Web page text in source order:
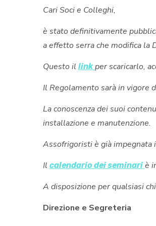
Cari Soci e Colleghi,
è stato definitivamente
a effetto serra che modifica
Questo il link per scaricarlo,
Il Regolamento sarà in vigore
La conoscenza dei suoi
installazione e manutenzione.
Assofrigoristi è già
Il calendario dei seminari è
A disposizione per qualsiasi
Direzione e Segreteria